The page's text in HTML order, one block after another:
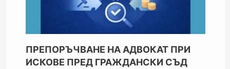
ПРЕПОРЪЧВАНЕ НА АДВОКАТ ПРИ
ИСКОВЕ ПРЕД ГРАЖДАНСКИ СЪД